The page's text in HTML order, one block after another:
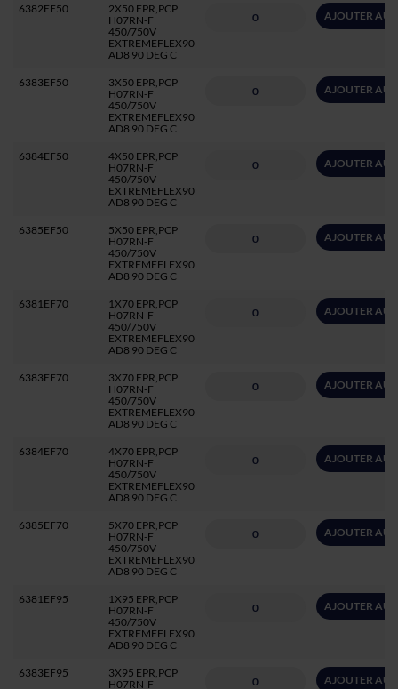
6382EF50
2X50 EPR,PCP
H07RN-F
450/750V
EXTREMEFLEX90
AD8 90 DEG C
AJOUTER AU
6383EF50
3X50 EPR,PCP
H07RN-F
450/750V
EXTREMEFLEX90
AD8 90 DEG C
AJOUTER AU
6384EF50
4X50 EPR,PCP
H07RN-F
450/750V
EXTREMEFLEX90
AD8 90 DEG C
AJOUTER AU
6385EF50
5X50 EPR,PCP
H07RN-F
450/750V
EXTREMEFLEX90
AD8 90 DEG C
AJOUTER AU
6381EF70
1X70 EPR,PCP
H07RN-F
450/750V
EXTREMEFLEX90
AD8 90 DEG C
AJOUTER AU
6383EF70
3X70 EPR,PCP
H07RN-F
450/750V
EXTREMEFLEX90
AD8 90 DEG C
AJOUTER AU
6384EF70
4X70 EPR,PCP
H07RN-F
450/750V
EXTREMEFLEX90
AD8 90 DEG C
AJOUTER AU
6385EF70
5X70 EPR,PCP
H07RN-F
450/750V
EXTREMEFLEX90
AD8 90 DEG C
AJOUTER AU
6381EF95
1X95 EPR,PCP
H07RN-F
450/750V
EXTREMEFLEX90
AD8 90 DEG C
AJOUTER AU
6383EF95
3X95 EPR,PCP
H07RN-F
AJOUTER AU